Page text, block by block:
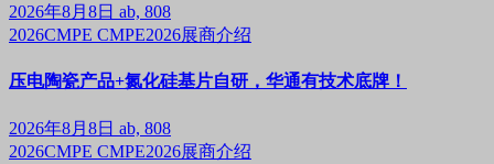
2026年8月8日 ab, 808
2026CMPE CMPE2026展商介绍
压电陶瓷产品+氮化硅基片自研，华通有技术底牌！
2026年8月8日 ab, 808
2026CMPE CMPE2026展商介绍